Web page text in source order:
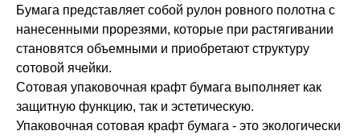
Бумага представляет собой рулон ровного полотна с
нанесенными прорезями, которые при растягивании
становятся объемными и приобретают структуру
сотовой ячейки.
Сотовая упаковочная крафт бумага выполняет как
защитную функцию, так и эстетическую.
Упаковочная сотовая крафт бумага - это экологически